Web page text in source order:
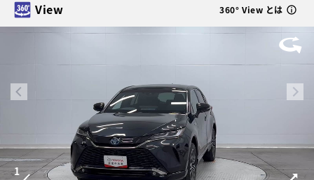
View 360° View とは
1